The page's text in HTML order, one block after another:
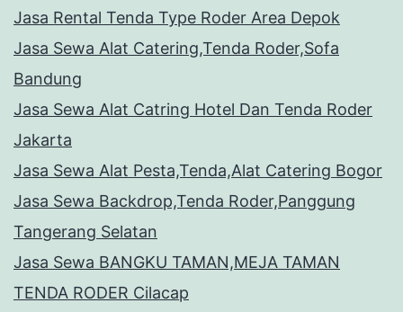
Jasa Rental Tenda Type Roder Area Depok
Jasa Sewa Alat Catering,Tenda Roder,Sofa
Bandung
Jasa Sewa Alat Catring Hotel Dan Tenda Roder
Jakarta
Jasa Sewa Alat Pesta,Tenda,Alat Catering Bogor
Jasa Sewa Backdrop,Tenda Roder,Panggung
Tangerang Selatan
Jasa Sewa BANGKU TAMAN,MEJA TAMAN
TENDA RODER Cilacap